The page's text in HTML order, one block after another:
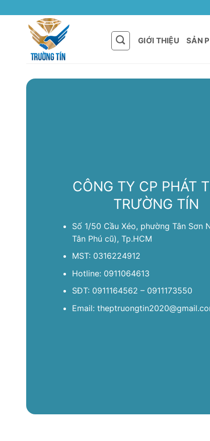
qua
GIỚI THIỆU SẢN
CÔNG TY CP PHÁT
TRƯỜNG TÍN
Số 1/50 Cầu Xéo, phường Tân Sơn
Tân Phú cũ), Tp.HCM
MST: 0316224912
Hotline: 0911064613
SĐT: 0911164562 – 0911173550
Email: